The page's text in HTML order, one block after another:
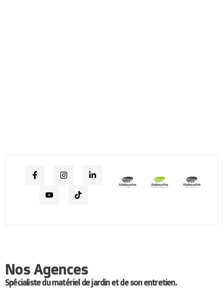
Nos Agences
Spécialiste du matériel de jardin et de son entretien.